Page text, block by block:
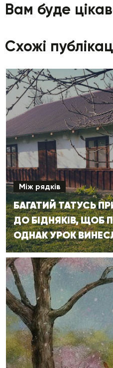
Вам буде
Схожі
Між рядків
БАГАТИЙ ТАТУСЬ
ДО БІДНЯКІВ, ЩОБ
ОДНАК УРОК